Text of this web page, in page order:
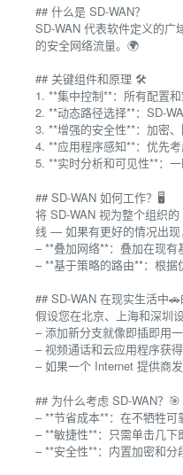
## 什么是 SD-WAN？
SD-WAN 代表软件定义的广
的安全网络流量。🌍
## 关键组件和原理 🛠️
1. **集中控制**：所有配置
2. **动态路径选择**：SD-
3. **增强的安全性**：加密
4. **应用程序感知**：优先
5. **实时分析和可见性**：
## SD-WAN 如何工作？🖥️
将 SD-WAN 视为整个组织
线 — 如果有更好的情况出现
– **叠加网络**：叠加在现有
– **基于策略的路由**：根据
## SD-WAN 在现实生活中
假设您在北京、上海和深圳
– 添加新分支就像即插即用一
– 视频通话和云应用程序获得
– 如果一个 Internet 提供商
## 为什么考虑 SD-WAN？🎯
– **节省成本**：在不牺牲可
– **敏捷性**：只需单击几下
– **安全性**：内置加密和分